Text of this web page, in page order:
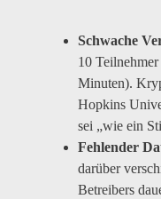
Schwache
10
Minuten).
Hopkins
sei „wie ein
Fehlender
darüber
Betreibers